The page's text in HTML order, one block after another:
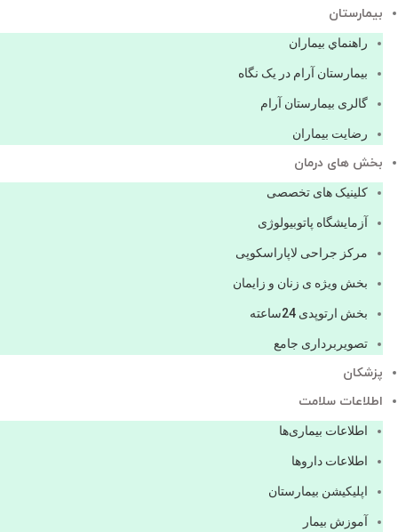
بيمارستان
راهنماي بیماران
بیمارستان آرام در یک نگاه
گالری بیمارستان آرام
رضایت بیماران
بخش های درمان
کلینیک های تخصصی
آزمایشگاه پاتوبیولوژی
مرکز جراحی لاپاراسکوپی
بخش ویژه ی زنان و زایمان
بخش ارتوپدی 24ساعته
تصویربرداری جامع
پزشكان
اطلاعات سلامت
اطلاعات بیماری‌ها
اطلاعات دارو‌ها
اپليكيشن بيمارستان
آموزش بیمار